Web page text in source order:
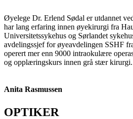
Øyelege Dr. Erlend Sødal er utdannet
har lang erfaring innen øyekirurgi fra
Universitetssykehus og Sørlandet
avdelingssjef for øyeavdelingen SSHF
operert mer enn 9000 intraokulære
og opplæringskurs innen grå stær kirurgi.
Anita Rasmussen
OPTIKER